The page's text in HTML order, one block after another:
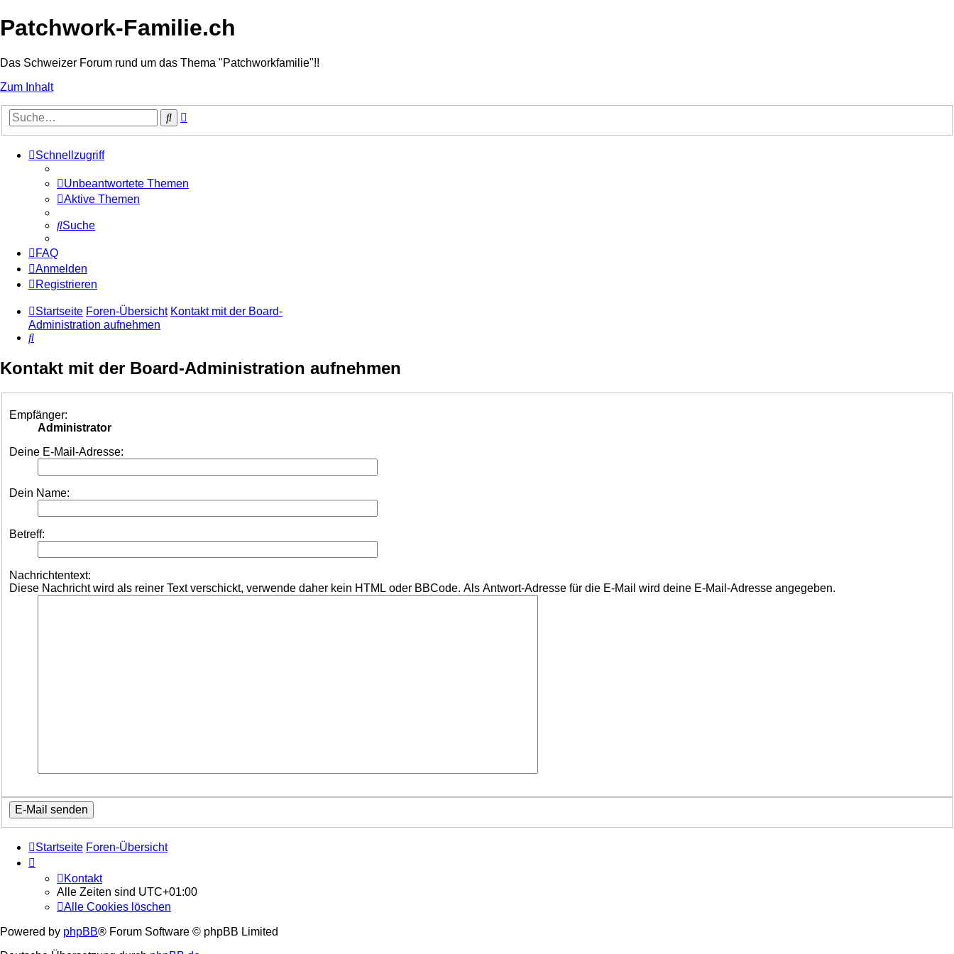
Patchwork-Familie.ch
Das Schweizer Forum rund um das Thema "Patchworkfamilie"!!
Zum Inhalt
Suche
Schnellzugriff
Unbeantwortete Themen
Aktive Themen
Suche
FAQ
Anmelden
Registrieren
Startseite Foren-Übersicht Kontakt mit der Board-
Administration aufnehmen
Suche
Kontakt mit der Board-Administration aufnehmen
Empfänger:
Administrator
Deine E-Mail-Adresse:
Dein Name:
Betreff:
Nachrichtentext:
Diese Nachricht wird als reiner Text verschickt, verwende daher kein HTML oder BBCode. Als Antwort-Adresse für die E-Mail wird deine E-Mail-Adresse angegeben.
Startseite Foren-Übersicht
Kontakt
Alle Zeiten sind UTC+01:00
Alle Cookies löschen
Powered by phpBB® Forum Software © phpBB Limited